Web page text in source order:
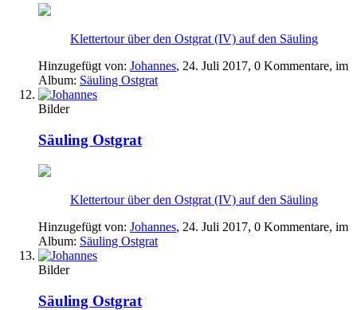
Klettertour über den Ostgrat (IV) auf den Säuling
Hinzugefügt von: Johannes, 24. Juli 2017, 0 Kommentare, im
Album: Säuling Ostgrat
Bilder
Säuling Ostgrat
Klettertour über den Ostgrat (IV) auf den Säuling
Hinzugefügt von: Johannes, 24. Juli 2017, 0 Kommentare, im
Album: Säuling Ostgrat
Bilder
Säuling Ostgrat